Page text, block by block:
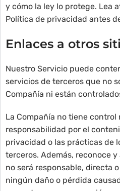
y cómo la ley lo protege. Lea
Política de privacidad antes
Enlaces a otros
Nuestro Servicio puede
servicios de terceros que no
Compañía ni están
La Compañía no tiene control
responsabilidad por el
privacidad o las prácticas de
terceros. Además, reconoce
no será responsable, directa
ningún daño o pérdida